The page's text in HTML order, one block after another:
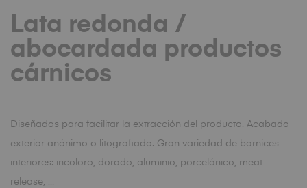
Lata redonda /
abocardada productos
cárnicos
Diseñados para facilitar la extracción del producto. Acabado
exterior anónimo o litografiado. Gran variedad de barnices
interiores: incoloro, dorado, aluminio, porcelánico, meat
release, …